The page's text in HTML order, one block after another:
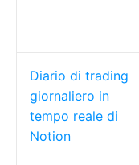
Diario di trading
giornaliero in
tempo reale di
Notion